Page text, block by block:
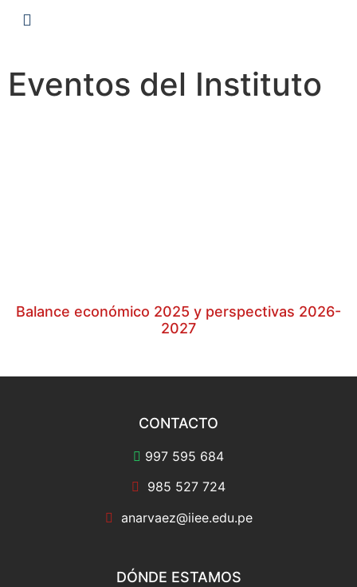
Eventos del Instituto
Balance económico 2025 y perspectivas 2026-
2027
CONTACTO
997 595 684
985 527 724
anarvaez@iiee.edu.pe
DÓNDE ESTAMOS